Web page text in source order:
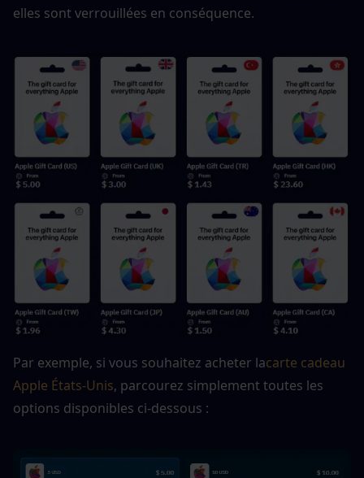
elles sont verrouillées en conséquence.
Par exemple, si vous souhaitez acheter lacarte cadeau
Apple États-Unis, parcourez simplement toutes les
options disponibles ci-dessous :